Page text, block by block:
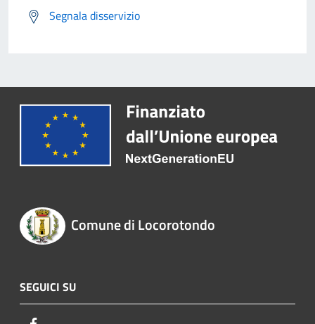
Segnala disservizio
Comune di Locorotondo
SEGUICI SU